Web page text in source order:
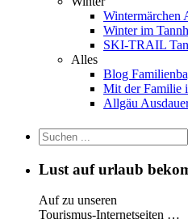
Wintermärchen
Winter im
SKI-TRAIL
Alles
Blog
Mit der Familie
Allgäu
Lust auf urlaub
Auf zu unseren
Tourismus-Internetseiten …